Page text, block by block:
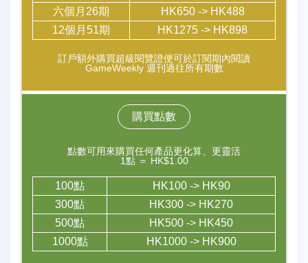
六個月26期
HK650 -> HK488
12個月51期
HK1275 -> HK898
訂戶額外購買超級閱覽證便可於訂閱期內閱讀
GameWeekly 週刊過往所有期數
購買點數
點數可用來購買任何產品更化算、更靈活
1點 ＝ HK$1.00
100點
HK100 -> HK90
300點
HK300 -> HK270
500點
HK500 -> HK450
1000點
HK1000 -> HK900